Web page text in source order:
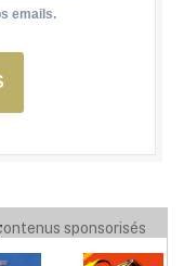
emails.
sponsorisés